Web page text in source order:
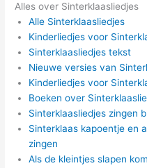
Alles over Sinterklaasliedjes
Alle Sinterklaasliedjes
Kinderliedjes voor
Sinterklaasliedjes tekst
Nieuwe versies van
Kinderliedjes voor
Boeken over
Sinterklaasliedjes zingen
Sinterklaas kapoentje en
zingen
Als de kleintjes slapen